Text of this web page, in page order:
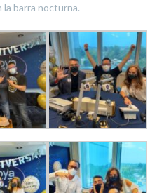
la barra nocturna.